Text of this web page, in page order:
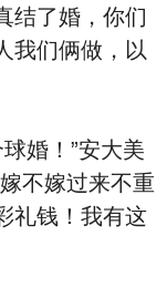
结了婚，你们
我们俩做，以
婚！”安大美
不嫁过来不重
礼钱！我有这